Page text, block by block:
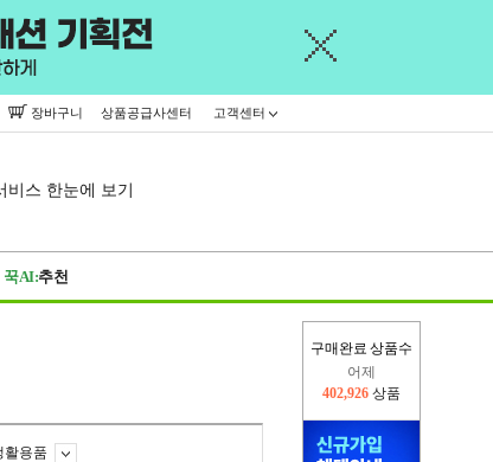
장바구니 상품공급사센터 고객센터
비스 한눈에 보기
꾹AI:추천
구매완료 상품수
오늘(현재)
356,590 상품
활용품